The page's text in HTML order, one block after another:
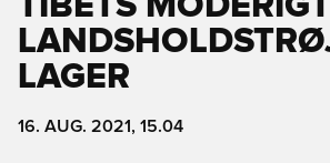
LAGER
16. AUG. 2021, 15.04